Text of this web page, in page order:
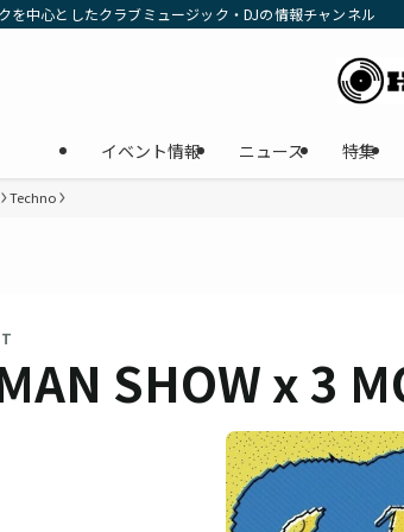
を中心としたクラブミュージック・DJの情報チャンネル
イベント情報 ニュース 特集
Techno
SHOW x 3